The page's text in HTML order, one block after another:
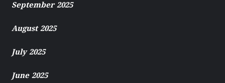
September 2025
August 2025
July 2025
June 2025